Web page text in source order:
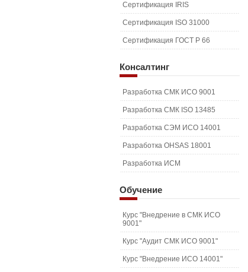
Сертификация IRIS
Сертификация ISO 31000
Сертификация ГОСТ Р 66
Консалтинг
Разработка СМК ИСО 9001
Разработка СМК ISO 13485
Разработка СЭМ ИСО 14001
Разработка OHSAS 18001
Разработка ИСМ
Обучение
Курс "Внедрение в СМК ИСО
9001"
Курс "Аудит СМК ИСО 9001"
Курс "Внедрение ИСО 14001"